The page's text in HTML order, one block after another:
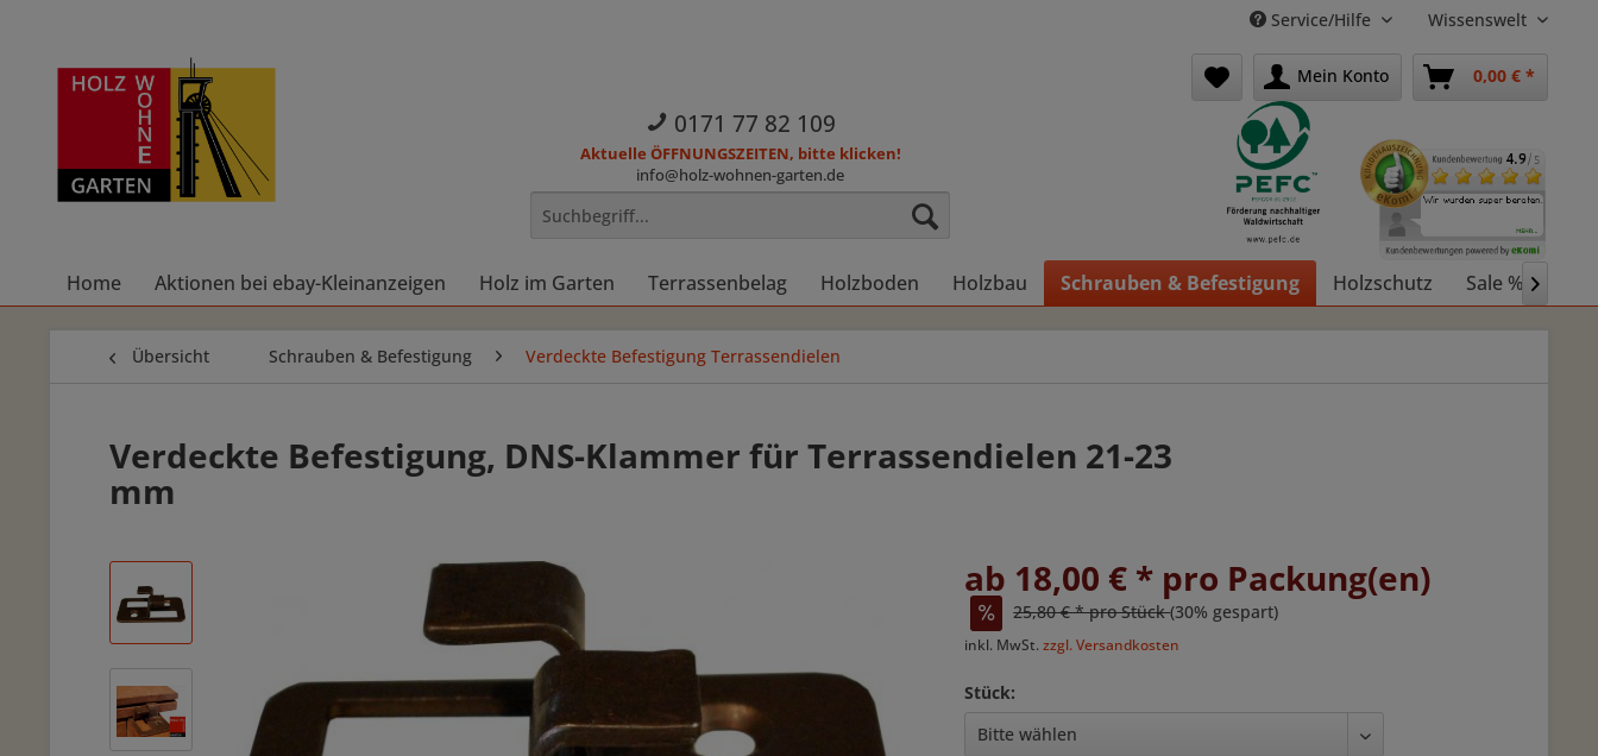
Service/Hilfe Wissenswelt
Mein Konto 0,00 € *
0171 77 82 109
Aktuelle ÖFFNUNGSZEITEN, bitte klicken!
info@holz-wohnen-garten.de
Home Aktionen bei ebay-Kleinanzeigen Holz im Garten Terrassenbelag Holzboden Holzbau Schrauben & Befestigung Holzschutz Sale % 
Übersicht Schrauben & Befestigung Verdeckte Befestigung Terrassendielen
Verdeckte Befestigung, DNS-Klammer für Terrassendielen 21-23
mm
ab 18,00 € * pro Packung(en)
25,80 € * pro Stück(30% gespart)
inkl. MwSt.zzgl. Versandkosten
Stück: